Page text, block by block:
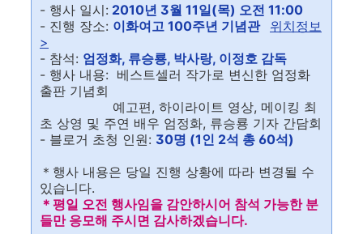
- 행사 일시: 2010년 3월 11일(목) 오전 11:00
- 진행 장소: 이화여고 100주년 기념관
위치정보
>
- 참석: 엄정화, 류승룡, 박사랑, 이정호 감독
- 행사 내용: 베스트셀러 작가로 변신한 엄정화
출판 기념회
예고편, 하이라이트 영상, 메이킹 최
초 상영 및 주연 배우 엄정화, 류승룡 기자 간담회
- 블로거 초청 인원: 30명 (1인 2석 총 60석)
＊행사 내용은 당일 진행 상황에 따라 변경될 수
있습니다.
＊평일 오전 행사임을 감안하시어 참석 가능한 분
들만 응모해 주시면 감사하겠습니다.